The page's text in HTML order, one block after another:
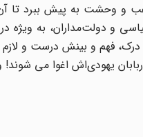
و وحشت به پیش ببرد تا
و دولت‌مداران، به ویژه
فهم و بینش درست و لازم
یهودی‌اش اغوا می شوند!